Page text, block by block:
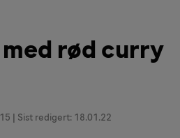
rød curry
| Sist redigert: 18.01.22